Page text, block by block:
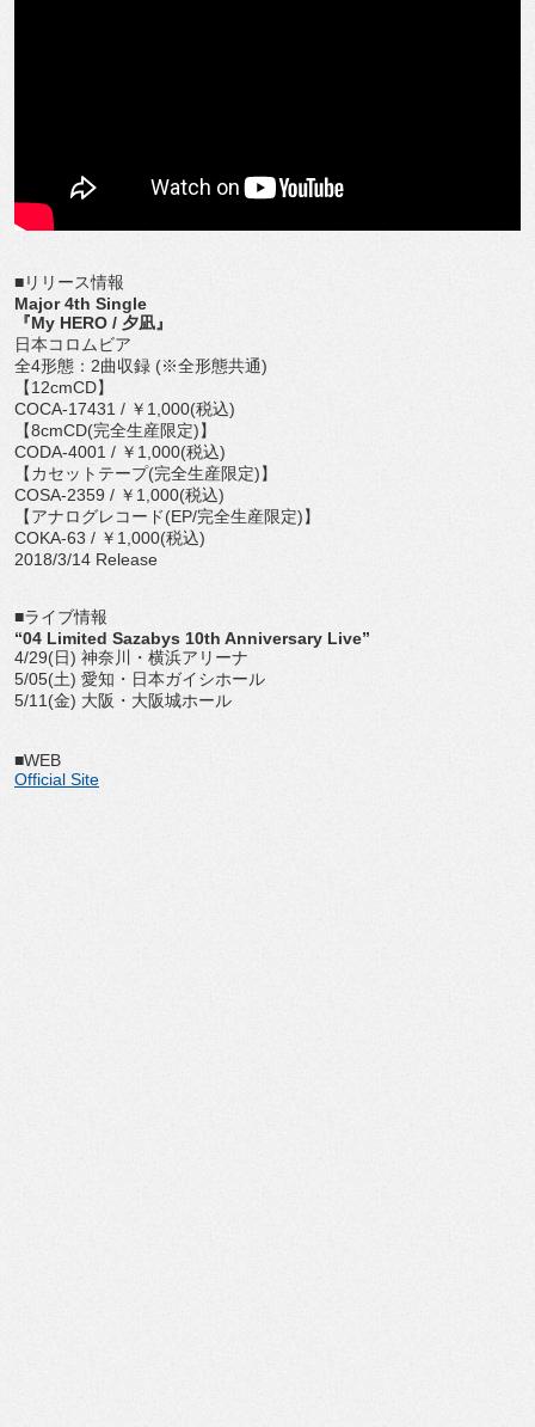
■リリース情報
Major 4th Single
『My HERO / 夕凪』
日本コロムビア
全4形態：2曲収録 (※全形態共通)
【12cmCD】
COCA-17431 / ￥1,000(税込)
【8cmCD(完全生産限定)】
CODA-4001 / ￥1,000(税込)
【カセットテープ(完全生産限定)】
COSA-2359 / ￥1,000(税込)
【アナログレコード(EP/完全生産限定)】
COKA-63 / ￥1,000(税込)
2018/3/14 Release
■ライブ情報
“04 Limited Sazabys 10th Anniversary Live”
4/29(日) 神奈川・横浜アリーナ
5/05(土) 愛知・日本ガイシホール
5/11(金) 大阪・大阪城ホール
■WEB
Official Site